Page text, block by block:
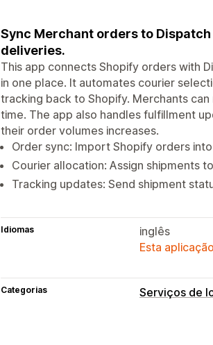
Sync Merchant orders to
deliveries.
This app connects Shopify orders with
in one place. It automates courier
tracking back to Shopify. Merchants
time. The app also handles fulfillment
their order volumes increases.
Order sync: Import Shopify orders
Courier allocation: Assign shipments
Tracking updates: Send shipment
Idiomas
inglês
Esta
Categorias Serviços de